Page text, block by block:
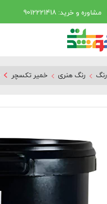
مشاوره و خرید: 9012221418
رنگ رنگ هنری خمیر تکسچر